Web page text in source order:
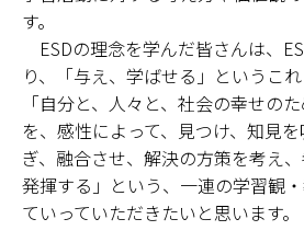
す。
ESDの理念を学んだ皆さんは、
り、「与え、学ばせる」というこ
「自分と、人々と、社会の幸せの
を、感性によって、見つけ、知見
ぎ、融合させ、解決の方策を考え
発揮する」という、一連の学習観
ていっていただきたいと思います。